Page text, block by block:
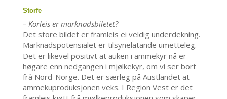
Storfe
– Korleis er marknadsbiletet?
Det store bildet er framleis ei veldig underdekning.
Marknadspotensialet er tilsynelatande umetteleg.
Det er likevel positivt at auken i ammekyr nå er
høgare enn nedgangen i mjølkekyr, om vi ser bort
frå Nord-Norge. Det er særleg på Austlandet at
ammekuproduksjonen veks. I Region Vest er det